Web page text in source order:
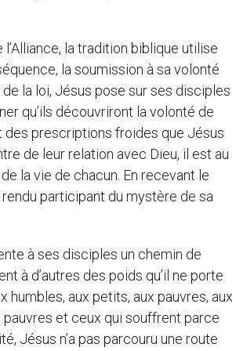
la tradition biblique utilise
la soumission à sa volonté
la loi, Jésus pose sur ses disciples
qu’ils découvriront la volonté de
des prescriptions froides que Jésus
de leur relation avec Dieu, il est au
la vie de chacun. En recevant le
participant du mystère de sa
à ses disciples un chemin de
à d’autres des poids qu’il ne porte
humbles, aux petits, aux pauvres, aux
et ceux qui souffrent parce
Jésus n’a pas parcouru une route